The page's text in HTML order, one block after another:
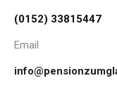
(0152) 33815447
Email